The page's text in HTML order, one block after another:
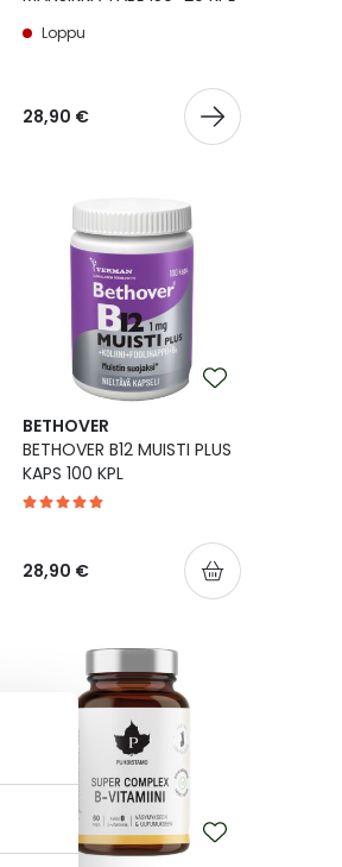
Loppu
28,90 €
BETHOVER
BETHOVER B12 MUISTI PLUS
KAPS 100 KPL
28,90 €